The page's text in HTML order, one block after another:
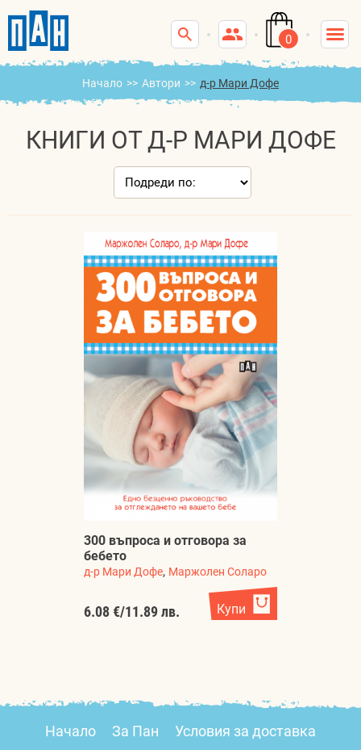
0
Начало >> Автори >> д-р Мари Дофе
КНИГИ ОТ Д-Р МАРИ ДОФЕ
300 въпроса и отговора за
бебето
д-р Мари Дофе, Маржолен Соларо
6.08 €/11.89 лв. Купи
Начало За Пан
Условия за доставка